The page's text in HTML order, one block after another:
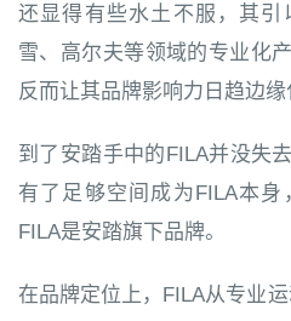
还显得有些水土不服，其
雪、高尔夫等领域的专业化
反而让其品牌影响力日趋边缘
到了安踏手中的FILA并没失
有了足够空间成为FILA本
FILA是安踏旗下品牌。
在品牌定位上，FILA从专业